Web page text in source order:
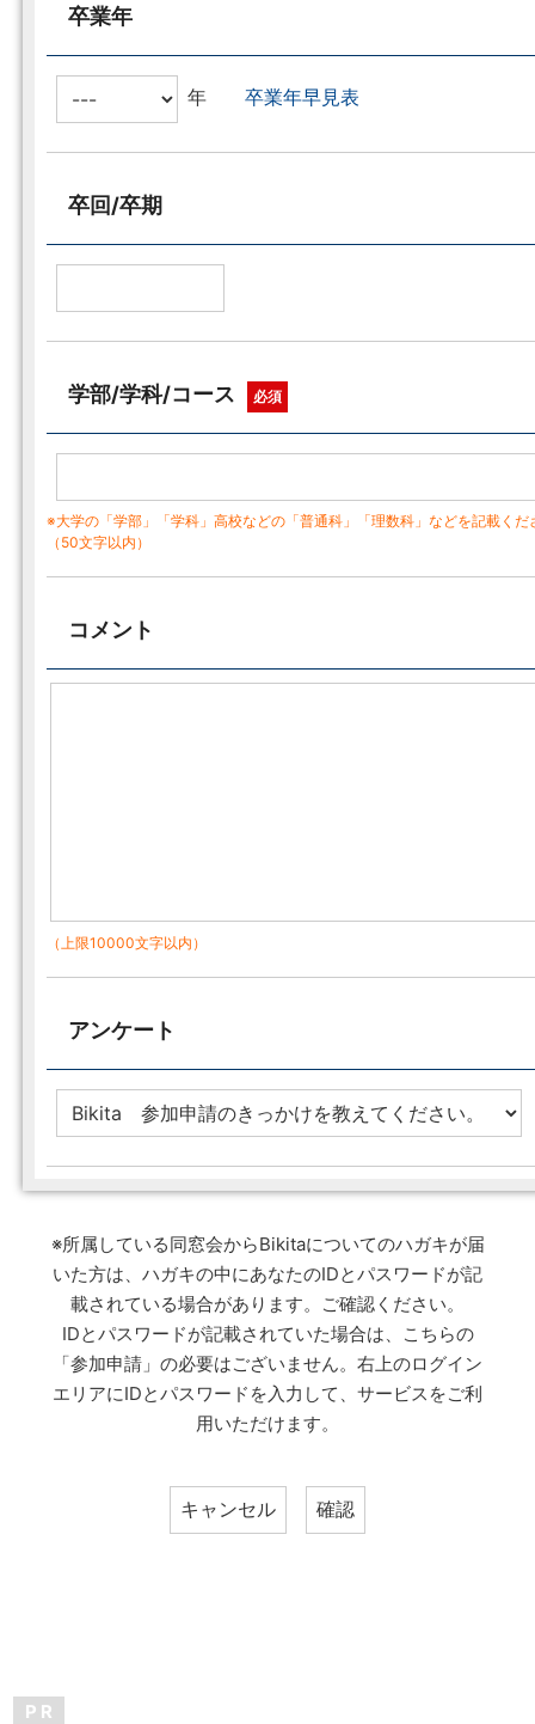
卒業年
年卒業年早見表
卒回/卒期
学部/学科/コース 必須
※大学の「学部」「学科」高校などの「普通科」「理数科」などを記載くだ
（50文字以内）
コメント
（上限10000文字以内）
アンケート
※所属している同窓会からBikitaについてのハガキが届
いた方は、ハガキの中にあなたのIDとパスワードが記
載されている場合があります。ご確認ください。
IDとパスワードが記載されていた場合は、こちらの
「参加申請」の必要はございません。右上のログイン
エリアにIDとパスワードを入力して、サービスをご利
用いただけます。
P R